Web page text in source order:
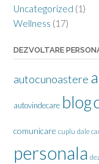
Uncategorized (1)
Wellness (17)
DEZVOLTARE
autocunoastere
autovindecare blog
comunicare cuplu dale
personala